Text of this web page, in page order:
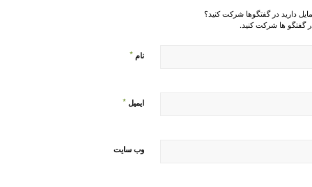
دارید در گفتگوها شرکت کنید؟
گفتگو ها شرکت کنید.
نام *
ایمیل *
وب‌ سایت